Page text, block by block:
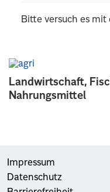
Landwirtschaft,
Nahrungsmittel
Bitte versuch es mit
Impressum
Datenschutz